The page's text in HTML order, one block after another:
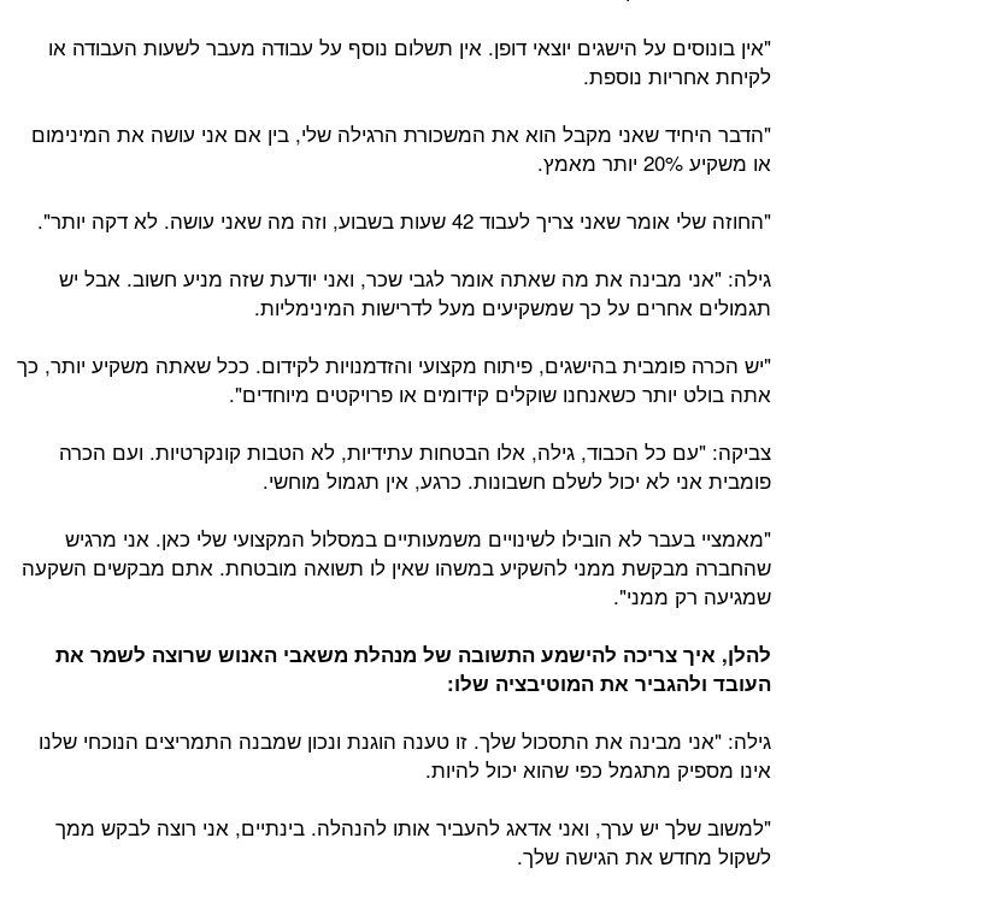
"אין בונוסים על הישגים יוצאי דופן. אין תשלום נוסף על עבודה מעבר לשעות העבודה או
לקיחת אחריות נוספת.
"הדבר היחיד שאני מקבל הוא את המשכורת הרגילה שלי, בין אם אני עושה את המינימום
או משקיע 20% יותר מאמץ.
"החוזה שלי אומר שאני צריך לעבוד 42 שעות בשבוע, וזה מה שאני עושה. לא דקה יותר".
גילה: "אני מבינה את מה שאתה אומר לגבי שכר, ואני יודעת שזה מניע חשוב. אבל יש
תגמולים אחרים על כך שמשקיעים מעל לדרישות המינימליות.
"יש הכרה פומבית בהישגים, פיתוח מקצועי והזדמנויות לקידום. ככל שאתה משקיע יותר, כך
אתה בולט יותר כשאנחנו שוקלים קידומים או פרויקטים מיוחדים".
צביקה: "עם כל הכבוד, גילה, אלו הבטחות עתידיות, לא הטבות קונקרטיות. ועם הכרה
פומבית אני לא יכול לשלם חשבונות. כרגע, אין תגמול מוחשי.
"מאמציי בעבר לא הובילו לשינויים משמעותיים במסלול המקצועי שלי כאן. אני מרגיש
שהחברה מבקשת ממני להשקיע במשהו שאין לו תשואה מובטחת. אתם מבקשים השקעה
שמגיעה רק ממני".
להלן, איך צריכה להישמע התשובה של מנהלת משאבי האנוש שרוצה לשמר את
העובד ולהגביר את המוטיבציה שלו:
גילה: "אני מבינה את התסכול שלך. זו טענה הוגנת ונכון שמבנה התמריצים הנוכחי שלנו
אינו מספיק מתגמל כפי שהוא יכול להיות.
"למשוב שלך יש ערך, ואני אדאג להעביר אותו להנהלה. בינתיים, אני רוצה לבקש ממך
לשקול מחדש את הגישה שלך.